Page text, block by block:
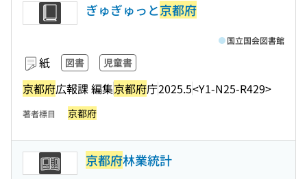
ぎゅぎゅっと京都府
紙 図書 児童書
京都府広報課 編集京都府庁2025.5<Y1-N25-R429>
国立国会図書館
著者標目 京都府
京都府林業統計